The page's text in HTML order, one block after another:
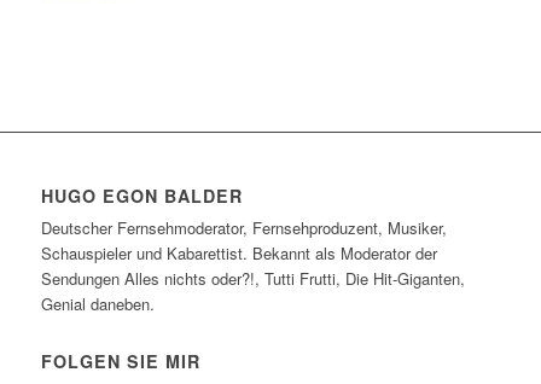
HUGO EGON BALDER
Deutscher Fernsehmoderator, Fernsehproduzent, Musiker,
Schauspieler und Kabarettist. Bekannt als Moderator der
Sendungen Alles nichts oder?!, Tutti Frutti, Die Hit-Giganten,
Genial daneben.
FOLGEN SIE MIR